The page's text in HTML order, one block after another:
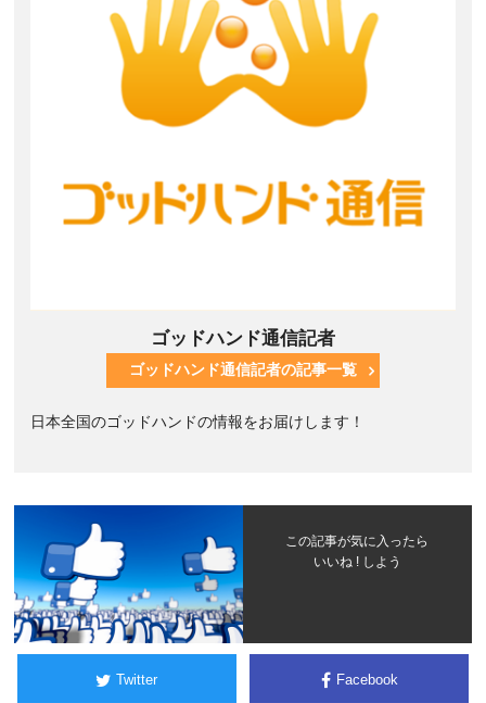
ゴッドハンド通信記者
ゴッドハンド通信記者の記事一覧
日本全国のゴッドハンドの情報をお届けします！
この記事が気に入ったら
いいね ! しよう
Twitter Facebook